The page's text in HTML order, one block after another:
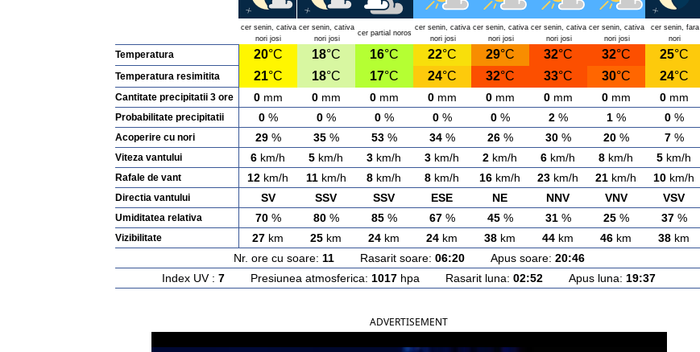
cer senin, cativa
nori josi
cer senin, cativa
nori josi
cer partial noros
cer senin, cativa
nori josi
cer senin, cativa
nori josi
cer senin, cativa
nori josi
cer senin, cativa
nori josi
cer senin, fara
nori
Temperatura 20°C 18°C 16°C 22°C 29°C 32°C 32°C 25°C
Temperatura resimitita 21°C 18°C 17°C 24°C 32°C 33°C 30°C 24°C
Cantitate precipitatii 3 ore 0mm 0mm 0mm 0mm 0mm 0mm 0mm 0mm
Probabilitate precipitatii 0% 0% 0% 0% 0% 2% 1% 0%
Acoperire cu nori 29% 35% 53% 34% 26% 30% 20% 7%
Viteza vantului 6 km/h 5 km/h 3 km/h 3 km/h 2 km/h 6 km/h 8 km/h 5 km/h
Rafale de vant 12 km/h 11km/h 8 km/h 8 km/h 16 km/h 23 km/h 21 km/h 10 km/h
Directia vantului SV SSV SSV ESE NE NNV VNV VSV
Umiditatea relativa 70% 80% 85% 67% 45% 31% 25% 37%
Vizibilitate 27 km 25 km 24 km 24 km 38 km 44 km 46 km 38 km
Nr. ore cu soare: 11Rasarit soare: 06:20Apus soare: 20:46
Index UV : 7 Presiunea atmosferica: 1017 hpa Rasarit luna: 02:52 Apus luna: 19:37
ADVERTISEMENT